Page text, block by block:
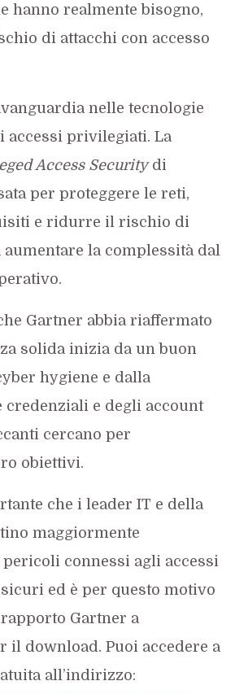
hanno realmente bisogno,
di attacchi con accesso
nelle tecnologie
accessi privilegiati. La
Access Securitydi
per proteggere le reti,
e ridurre il rischio di
aumentare la complessità dal
Gartner abbia riaffermato
solida inizia da un buon
hygiene e dalla
credenziali e degli account
cercano per
obiettivi.
che i leader IT e della
maggiormente
connessi agli accessi
ed è per questo motivo
Gartner a
il download. Puoi accedere a
all’indirizzo: